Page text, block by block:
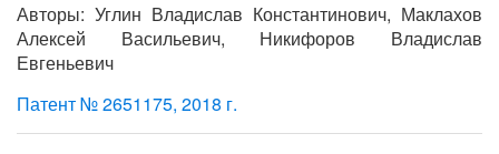
Авторы: Углин Владислав Константинович, Маклахов
Алексей Васильевич, Никифоров Владислав
Евгеньевич
Патент № 2651175, 2018 г.